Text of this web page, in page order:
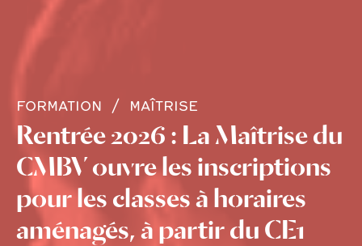
FORMATION MAÎTRISE
Rentrée 2026 : La Maîtrise du
CMBV ouvre les inscriptions
pour les classes à horaires
aménagés, à partir du CE1